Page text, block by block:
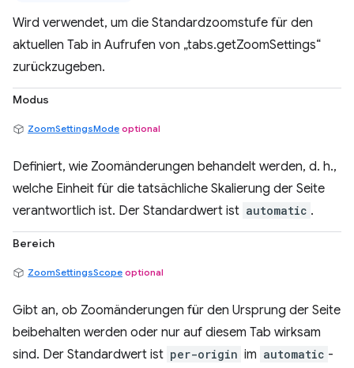
Wird verwendet, um die Standardzoomstufe für den
aktuellen Tab in Aufrufen von „tabs.getZoomSettings“
zurückzugeben.
Modus
ZoomSettingsMode optional
Definiert, wie Zoomänderungen behandelt werden, d. h.,
welche Einheit für die tatsächliche Skalierung der Seite
verantwortlich ist. Der Standardwert ist automatic .
Bereich
ZoomSettingsScope optional
Gibt an, ob Zoomänderungen für den Ursprung der Seite
beibehalten werden oder nur auf diesem Tab wirksam
sind. Der Standardwert ist per-origin im automatic -